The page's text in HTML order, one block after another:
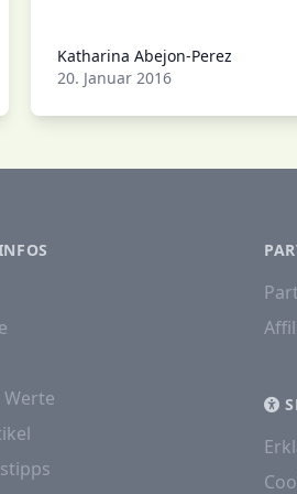
Katharina Abejon-Perez
Katharina Abejon-Perez
20. Januar 2016
Werte